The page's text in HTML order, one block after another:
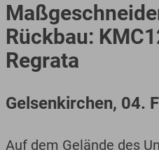
Rückbau:
Regrata
Gelsenkirchen, 04.
Auf dem Gelände des